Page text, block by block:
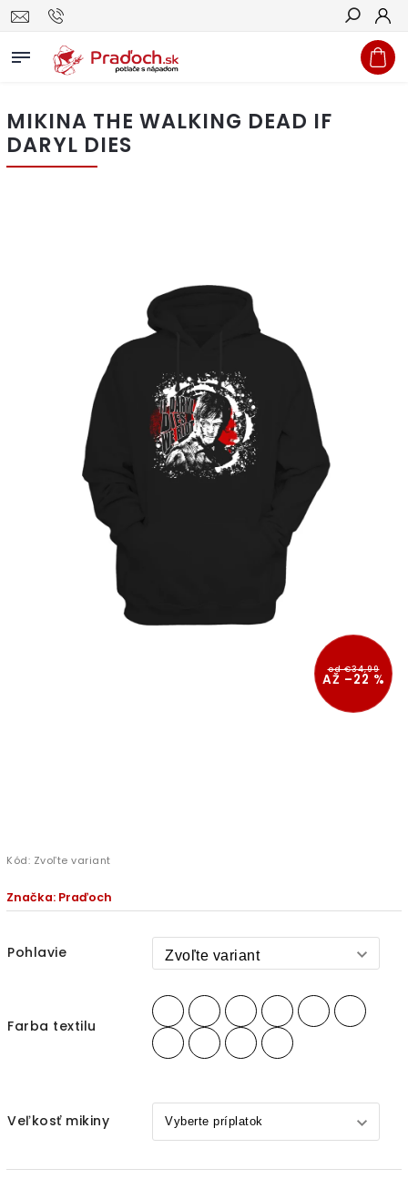
Hľadať
MIKINA THE WALKING DEAD IF
DARYL DIES
od €34,99
AŽ –22 %
Kód: Zvoľte variant
Značka: Praďoch
Pohlavie
Farba textilu
Veľkosť mikiny